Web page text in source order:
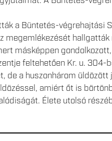
a Büntetés-végrehajtási
megemlékezését
másképpen
feltehetően Kr. u.
de a huszonhárom
amiért őt is
Élete utolsó